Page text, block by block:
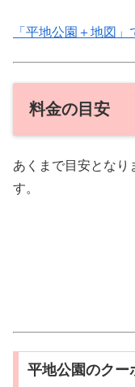
「平地公園＋地図」
料金の目安
あくまで目安となり
す。
平地公園のクー